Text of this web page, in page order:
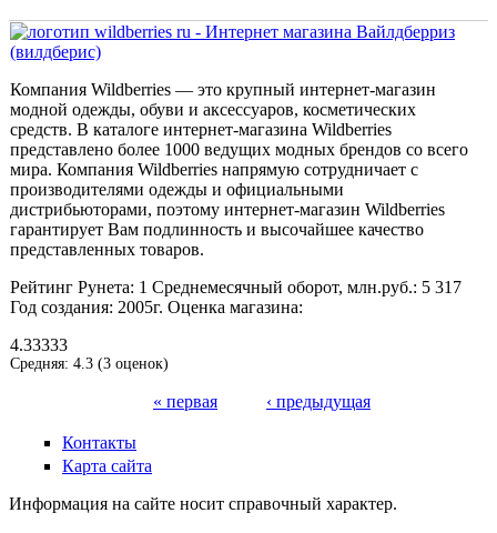
Компания Wildberries — это крупный интернет-магазин
модной одежды, обуви и аксессуаров, косметических
средств. В каталоге интернет-магазина Wildberries
представлено более 1000 ведущих модных брендов со всего
мира. Компания Wildberries напрямую сотрудничает с
производителями одежды и официальными
дистрибьюторами, поэтому интернет-магазин Wildberries
гарантирует Вам подлинность и высочайшее качество
представленных товаров.
Рейтинг Рунета: 1 Среднемесячный оборот, млн.руб.: 5 317
Год создания: 2005г. Оценка магазина:
4.33333
Средняя: 4.3 (3 оценок)
« первая ‹ предыдущая
Контакты
Карта сайта
Информация на сайте носит справочный характер.